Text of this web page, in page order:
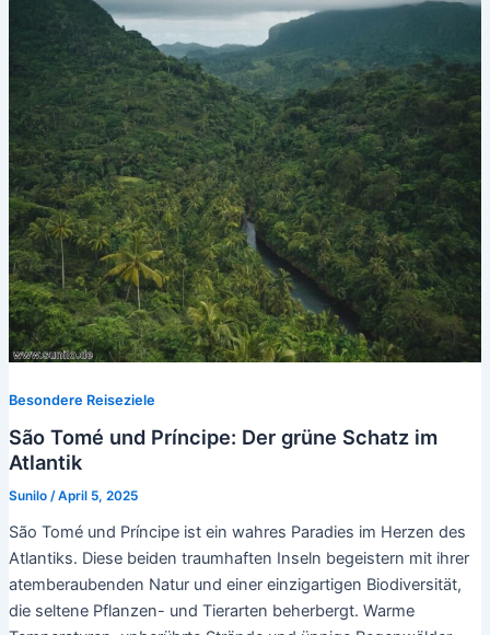
Besondere Reiseziele
São Tomé und Príncipe: Der grüne Schatz im
Atlantik
Sunilo /April 5, 2025
São Tomé und Príncipe ist ein wahres Paradies im Herzen des
Atlantiks. Diese beiden traumhaften Inseln begeistern mit ihrer
atemberaubenden Natur und einer einzigartigen Biodiversität,
die seltene Pflanzen- und Tierarten beherbergt. Warme